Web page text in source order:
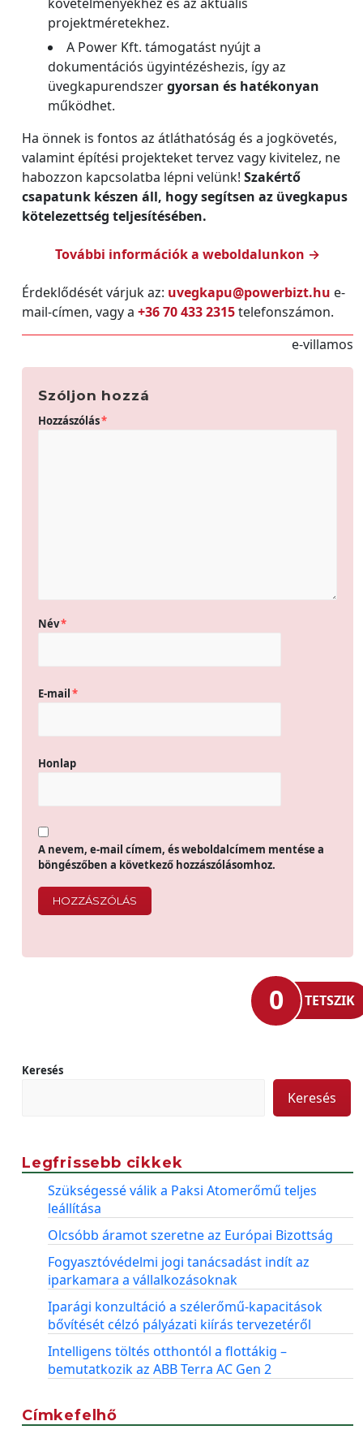
projektméretekhez.
A Power Kft. támogatást nyújt a
dokumentációs ügyintézéshezis, így az
üvegkapurendszergyorsan és hatékonyan
működhet.
Ha önnek is fontos az átláthatóság és a jogkövetés,
valamint építési projekteket tervez vagy kivitelez, ne
habozzon kapcsolatba lépni velünk! Szakértő
csapatunk készen áll, hogy segítsen az üvegkapus
kötelezettség teljesítésében.
További információk a weboldalunkon →
Érdeklődését várjuk az: uvegkapu@powerbizt.hu e-
mail-címen, vagy a +36 70 433 2315telefonszámon.
e-villamos
Szóljon hozzá
Hozzászólás*
Név*
E-mail*
Honlap
A nevem, e-mail címem, és weboldalcímem mentése a
böngészőben a következő hozzászólásomhoz.
0 TETSZIK
Keresés
Keresés
Legfrissebb cikkek
Szükségessé válik a Paksi Atomerőmű teljes
leállítása
Olcsóbb áramot szeretne az Európai Bizottság
Fogyasztóvédelmi jogi tanácsadást indít az
iparkamara a vállalkozásoknak
Iparági konzultáció a szélerőmű-kapacitások
bővítését célzó pályázati kiírás tervezetéről
Intelligens töltés otthontól a flottákig –
bemutatkozik az ABB Terra AC Gen 2
Címkefelhő